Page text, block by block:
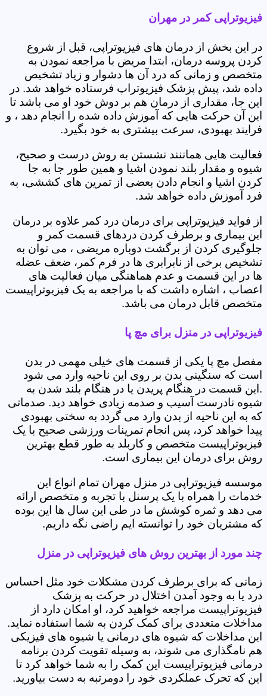
فیزیوتراپی کمر در مهران
در این بخش از درمان های فیزیوتراپی، قبل از شروع
کردن پروسه درمان، ابتدا مریض با مراجعه نمودن به
متخصص و زمانی که درد آن ها دشوار و زیاد تشخیص
داده شد، پیش پزشک فیزیوتراپ فرستاده خواهد شد. در
این جا، مقداری از درمان هم بر دوش خود او می باشد تا
این آن حرکت هایی که آموزش داده شده را انجام دهد ، و
فرایند بهبودی، سرعت بیشتری به خود بگیرد.
فعالیت هایی هماننند نشستن به روش درست و صحیح،
شیوه و مقدار بلند نمودن اشیا و همین طور جا به جا
کردن اشیا و انجام دادن بعضی از تمرین های کششی، به
فرد آموزش داده خواهد شد.
از فواید فیزیوتراپی برای درمان درد کمر علاوه بر درمان
این بیماری و برطرف کردن دردهای قسمت کمر و
جلوگیری کردن از برگشت دوباره مریضی ، می توان به
تشخیص برخی از نابرابری ها در فرم کمر، ضعف عضله
ها در این قسمت و عدم هماهنگی میان فعالیت های
اعصاب ، اشاره داشت که با مراجعه به یک فیزیوتراپیست
متخصص قابل درمان می باشد.
فیزیوتراپی در منزل برای مچ پا
مفصل مچ پا یکی از قسمت های خیلی مهمی در بدن
است که سنگینی بدن بر روی این ناحیه وارد می شود
.این قسمت در هنگام پریدن یا در هنگام بلند شدن به
شیوه نادرست آسیب و صدمه زیادی خواهد دید. صدماتی
که به این ناحیه از بدن وارد می گردد به سختی بهبودی
پیدا خواهد کرد، پس انجام تمرینات ورزشی صحیح با یک
فیزیوتراپیست متخصص و کاربلد به طور قطع بهترین
روش برای درمان این بیماری است.
موسسه فیزیوتراپی در منزل مهران تمام انواع این
خدمات را همراه با یک پرسنل با تجربه و متخصص ارائه
می دهد و ثمره کوشش ما در طی این سال ها این بوده
که مشتریان خود را توانسته ایم راضی نگه داریم.
چند مورد از بهترین روش های فیزیوتراپی در منزل
زمانی که برای برطرف کردن مشکلات خود مثل احساس
درد یا به وجود آمدن اختلال در حرکت به پزشک
فیزیوتراپیست مراجعه خواهید کرد، او امکان دارد از
مداخلات متعددی برای کمک کردن به شما استفاده نماید.
این مداخلات که شیوه های درمانی یا شیوه های فیزیکی
هم نامگذاری می شوند، به وسیله تقویت کردن برنامه
درمانی فیزیوتراپیست این کمک را به شما خواهد کرد تا
این که تحرک عملکردی خود را دومرتبه به دست بیاورید.